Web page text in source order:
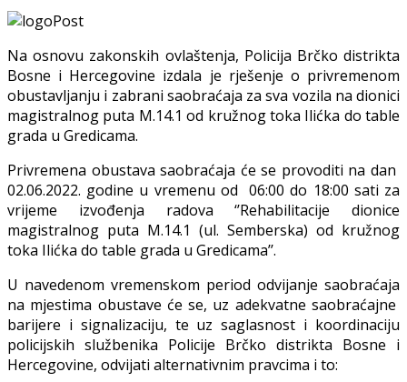
Na osnovu zakonskih ovlaštenja, Policija Brčko distrikta
Bosne i Hercegovine izdala je rješenje o privremenom
obustavljanju i zabrani saobraćaja za sva vozila na dionici
magistralnog puta M.14.1 od kružnog toka Ilićka do table
grada u Gredicama.
Privremena obustava saobraćaja će se provoditi na dan
02.06.2022. godine u vremenu od 06:00 do 18:00 sati za
vrijeme izvođenja radova ‘’Rehabilitacije dionice
magistralnog puta M.14.1 (ul. Semberska) od kružnog
toka Ilićka do table grada u Gredicama’’.
U navedenom vremenskom period odvijanje saobraćaja
na mjestima obustave će se, uz adekvatne saobraćajne
barijere i signalizaciju, te uz saglasnost i koordinaciju
policijskih službenika Policije Brčko distrikta Bosne i
Hercegovine, odvijati alternativnim pravcima i to: